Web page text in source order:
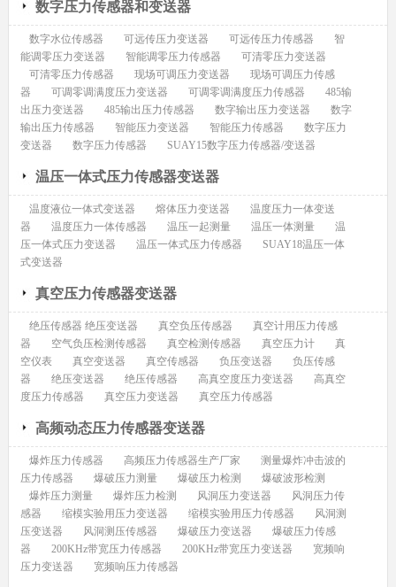
数字压力传感器和变送器
数字水位传感器 可远传压力变送器 可远传压力传感器
智
能调零压力变送器
智能调零压力传感器
可清零压力变送器
可清零压力传感器
现场可调压力变送器
现场可调压力传感
器
可调零调满度压力变送器 可调零调满度压力传感器
485输
出压力变送器
485输出压力传感器 数字输出压力变送器
数字
输出压力传感器
智能压力变送器 智能压力传感器
数字压力
变送器
数字压力传感器 SUAY15数字压力传感器/变送器
温压一体式压力传感器变送器
温度液位一体式变送器 熔体压力变送器
温度压力一体变送
器
温度压力一体传感器 温压一起测量 温压一体测量
温
压一体式压力变送器
温压一体式压力传感器
SUAY18温压一体
式变送器
真空压力传感器变送器
绝压传感器 绝压变送器 真空负压传感器
真空计用压力传感
器
空气负压检测传感器 真空检测传感器 真空压力计
真
空仪表
真空变送器 真空传感器 负压变送器
负压传感
器
绝压变送器 绝压传感器 高真空度压力变送器
高真空
度压力传感器
真空压力变送器 真空压力传感器
高频动态压力传感器变送器
爆炸压力传感器 高频压力传感器生产厂家
测量爆炸冲击波的
压力传感器
爆破压力测量 爆破压力检测
爆破波形检测
爆炸压力测量
爆炸压力检测 风洞压力变送器
风洞压力传
感器
缩模实验用压力变送器 缩模实验用压力传感器
风洞测
压变送器
风洞测压传感器 爆破压力变送器
爆破压力传感
器
200KHz带宽压力传感器 200KHz带宽压力变送器
宽频响
压力变送器
宽频响压力传感器